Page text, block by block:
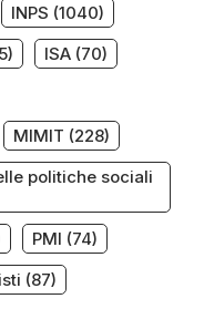
INPS (1040)
ISA(70)
MIMIT (228)
politiche sociali
PMI (74)
(87)